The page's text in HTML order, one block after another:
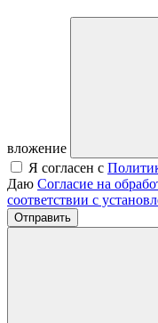
вложение
Я согласен с
Даю Согласие на
соответствии с
Отправить